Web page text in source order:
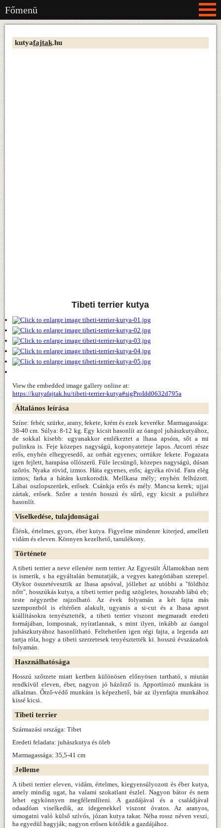
Főmenü
kutyafajtak.hu
Tibeti terrier kutya
View the embedded image gallery online at:
https://kutyafajtak.hu/tibeti-terrier-kutya#sigProIdd0632d795a
Általános leírása
Színe: fehér, szürke, arany, fekete, krém és ezek keveréke. Marmagassága:
38-40 cm. Súlya: 8-12 kg. Egy kicsit hasonlít az óangol juhászkutyához,
de sokkal kisebb: ugyanakkor emlékeztet a lhasa apsóra, sőt a mi
pulinkra is. Feje közepes nagyságú, koponyateteje lapos. Arcorri része
erős, enyhén elhegyesedő, az orrhát egyenes; orrtükre fekete. Fogazata
igen fejlett, harapása ollószerű. Füle lecsüngő, közepes nagyságú, dúsan
szőrös. Nyaka rövid, izmos. Háta egyenes, erős; ágyéka rövid. Fara elég
izmos; farka a hátára kunkorodik. Mellkasa mély; enyhén felhúzott.
Lábai oszlopszerűek, erősek. Csánkja erős és mély. Mancsa kerek; ujjai
zártak, erősek. Szőre a testén hosszú és sűrű, egy kicsit a puliéhez
hasonlít.
Viselkedése, tulajdonságai
Élénk, értelmes, gyors, éber kutya. Figyelme mindenre kiterjed, amellett
vidám és eleven. Könnyen kezelhető, tanulékony.
Története
A tibeti terrier a neve ellenére nem terrier. Az Egyesült Államokban nem
is ismerik, s ha egyáltalán bemutatják, a vegyes kategóriában szerepel.
Olykor összetévesztik az lhasa apsóval, jóllehet az utóbbi a "földhöz
nőtt", hosszúkás kutya, a tibeti terrier pedig szögletes, hosszabb lábú eb;
teste négyzetbe rajzolható. Az évek folyamán a két fajta más
szempontból is eltérően alakult, ugyanis a si-cut és a lhasa apsot
kiállításokra tenyésztették, a tibeti terrier viszont megmaradt eredeti
formájában, lomposnak, nyíratlannak, s mint ilyen, inkább az óangol
juhászkutyához hasonlítható. Feltehetően igen régi fajta, a legenda azt
tartja róla, hogy a tibeti szerzetesek tenyésztették ki. hosszú évszázadok
folyamán.
Használhatósága
Hosszú szőrzete miatt kertben különösen előnyösen tartható, s miután
rendkívül eleven, éber, nagyon jó házőrző is. Apportírozó munkára is
alkalmas. Őrző-védő munkára is képezhető, bár az ilyenfajta munkához
kissé kicsi.
Tibeti terrier
Származási országa: Tibet
Eredeti feladata: juhászkutya és öleb
Marmagassága: 35,5-41 cm
Jelleme
A tibeti terrier eleven, vidám, értelmes, kiegyensúlyozott és éber kutya,
amely mindig ugat, ha valami szokatlant észlel. Nagyon bátor és nem
lehet egykönnyen megfélemlíteni. A gazdájával és a családjával
odaadóan viselkedik, az idegenekkel viszont óvatos. Az aranyos,
simogatni való külső szívós, józan kutya takar. Néha rossz néven veszi,
ha egyedül hagyják; nagyon erősen kötődik a gazdájához.